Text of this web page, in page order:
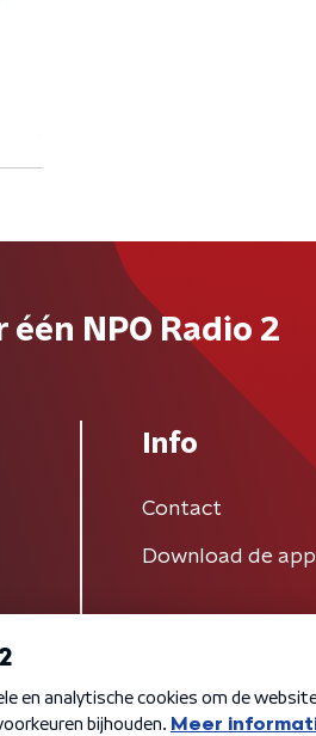
één NPO Radio 2
Info
Contact
Download de app